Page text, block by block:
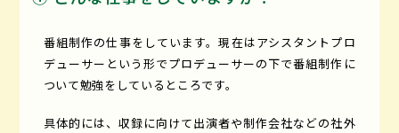
番組制作の仕事をしています。現在はアシスタントプロ
デューサーという形でプロデューサーの下で番組制作に
ついて勉強をしているところです。
具体的には、収録に向けて出演者や制作会社などの社外